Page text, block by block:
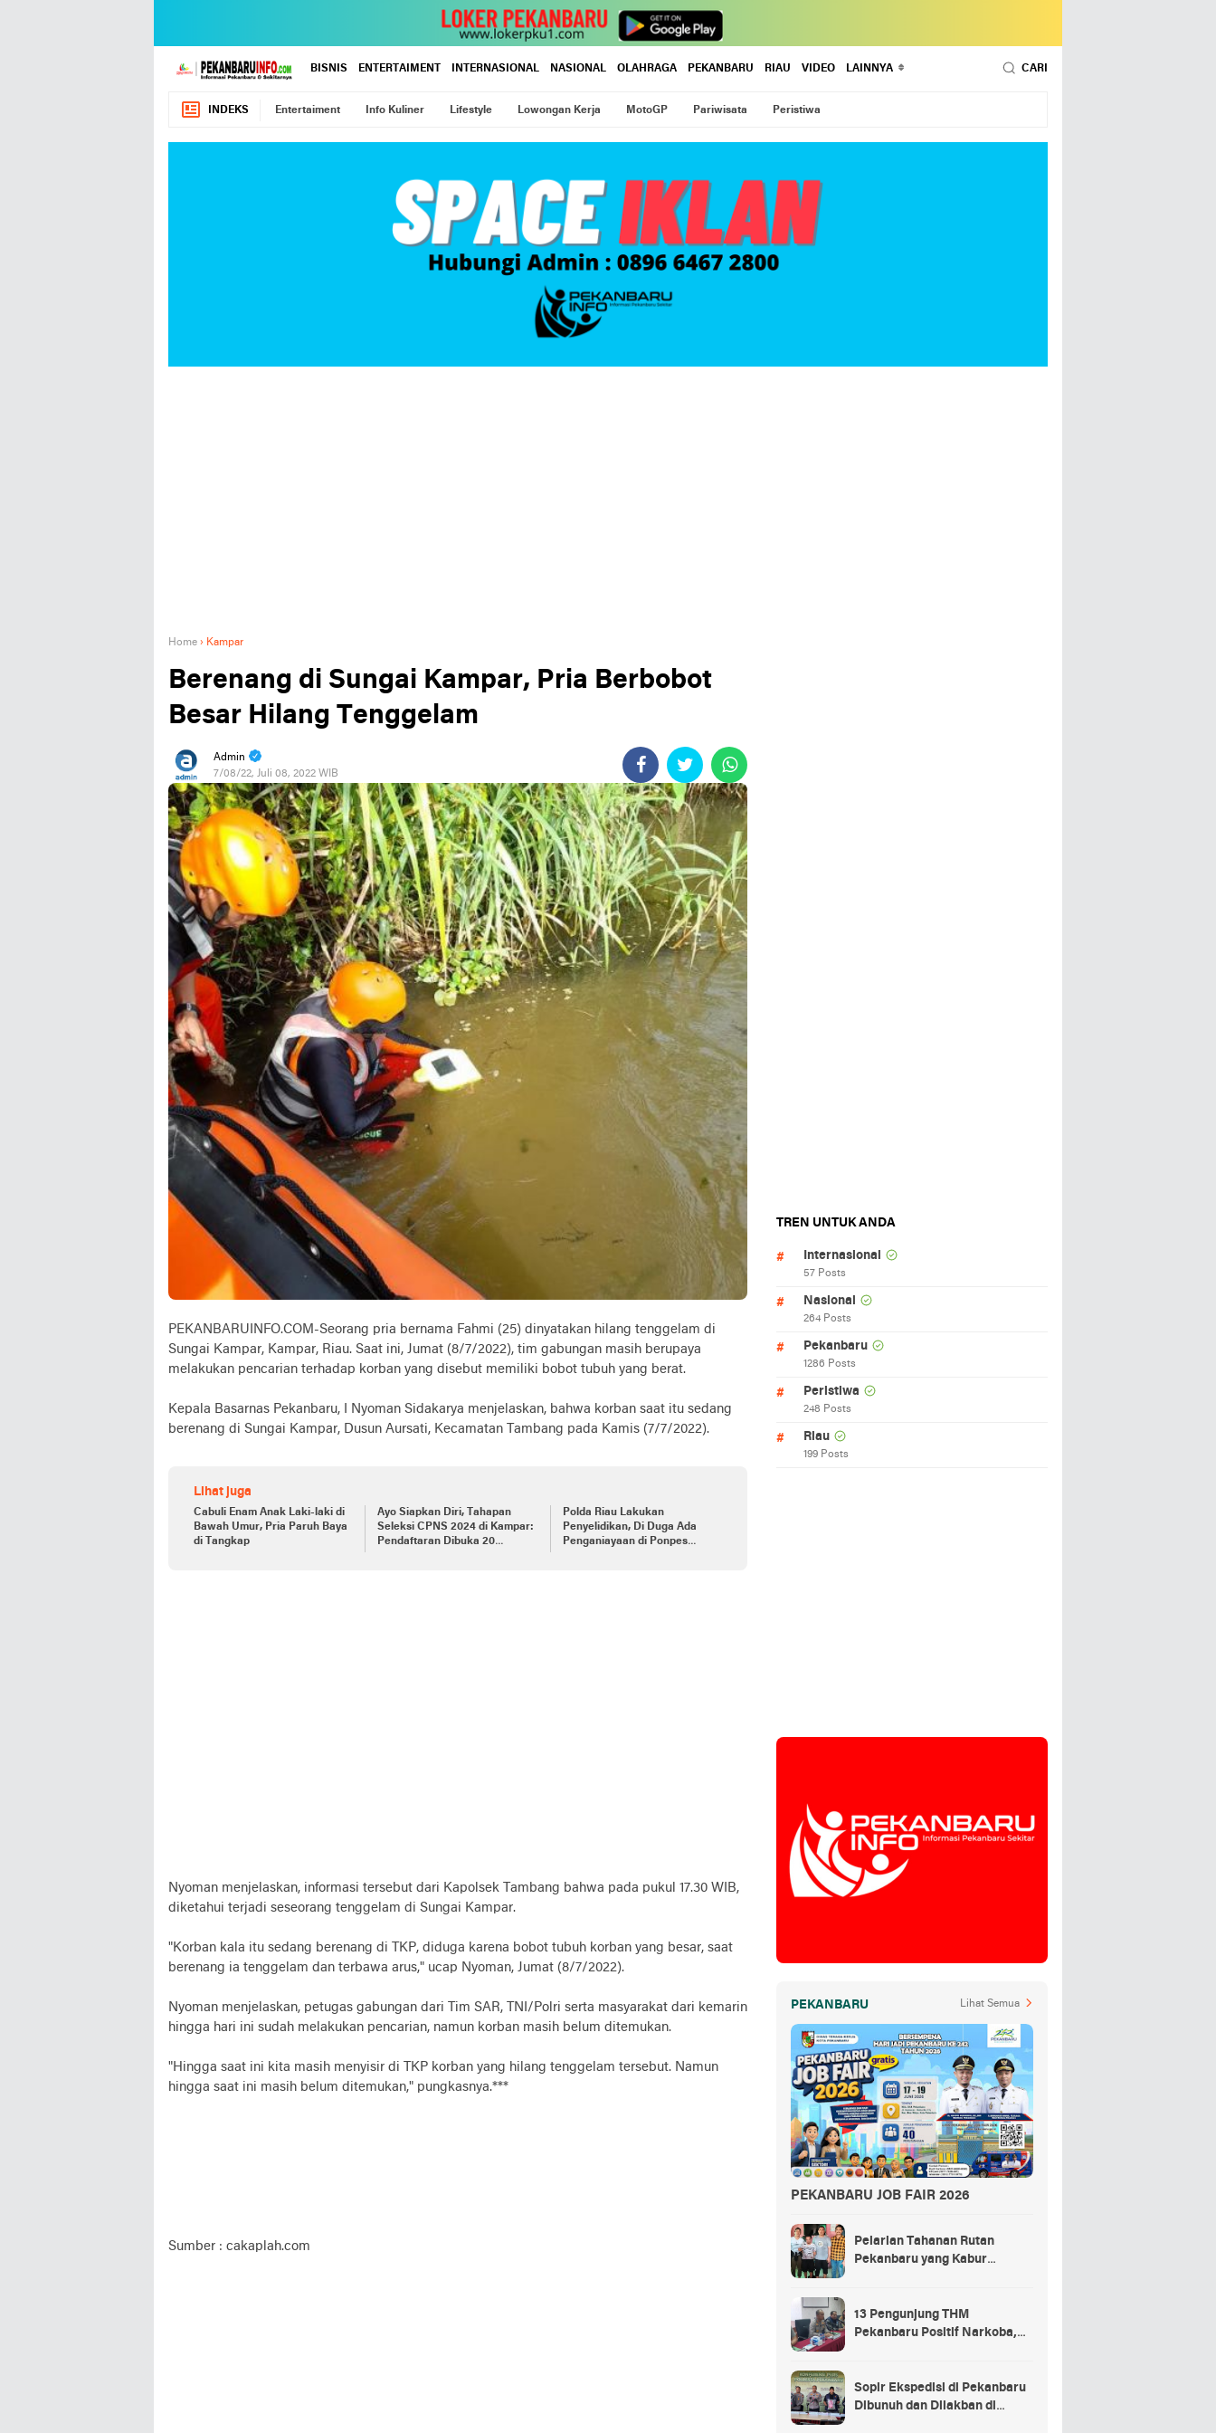
BISNIS ENTERTAIMENT INTERNASIONAL NASIONAL OLAHRAGA PEKANBARU RIAU VIDEO LAINNYA CARI
INDEKS Entertaiment Info Kuliner Lifestyle Lowongan Kerja MotoGP Pariwisata Peristiwa
Home › Kampar
Berenang di Sungai Kampar, Pria Berbobot
Besar Hilang Tenggelam
Admin
7/08/22, Juli 08, 2022 WIB
PEKANBARUINFO.COM-Seorang pria bernama Fahmi (25) dinyatakan hilang tenggelam di
Sungai Kampar, Kampar, Riau. Saat ini, Jumat (8/7/2022), tim gabungan masih berupaya
melakukan pencarian terhadap korban yang disebut memiliki bobot tubuh yang berat.
Kepala Basarnas Pekanbaru, I Nyoman Sidakarya menjelaskan, bahwa korban saat itu sedang
berenang di Sungai Kampar, Dusun Aursati, Kecamatan Tambang pada Kamis (7/7/2022).
Lihat juga
Cabuli Enam Anak Laki-laki di
Bawah Umur, Pria Paruh Baya
di Tangkap
Ayo Siapkan Diri, Tahapan
Seleksi CPNS 2024 di Kampar:
Pendaftaran Dibuka 20
Polda Riau Lakukan
Penyelidikan, Di Duga Ada
Penganiayaan di Ponpes
Nyoman menjelaskan, informasi tersebut dari Kapolsek Tambang bahwa pada pukul 17.30 WIB,
diketahui terjadi seseorang tenggelam di Sungai Kampar.
"Korban kala itu sedang berenang di TKP, diduga karena bobot tubuh korban yang besar, saat
berenang ia tenggelam dan terbawa arus," ucap Nyoman, Jumat (8/7/2022).
Nyoman menjelaskan, petugas gabungan dari Tim SAR, TNI/Polri serta masyarakat dari kemarin
hingga hari ini sudah melakukan pencarian, namun korban masih belum ditemukan.
"Hingga saat ini kita masih menyisir di TKP korban yang hilang tenggelam tersebut. Namun
hingga saat ini masih belum ditemukan," pungkasnya.***
Sumber : cakaplah.com
TREN UNTUK ANDA
Internasional
57 Posts
Nasional
264 Posts
Pekanbaru
1286 Posts
Peristiwa
248 Posts
Riau
199 Posts
PEKANBARU Lihat Semua
PEKANBARU JOB FAIR 2026
Pelarian Tahanan Rutan
Pekanbaru yang Kabur
13 Pengunjung THM
Pekanbaru Positif Narkoba,
Sopir Ekspedisi di Pekanbaru
Dibunuh dan Dilakban di